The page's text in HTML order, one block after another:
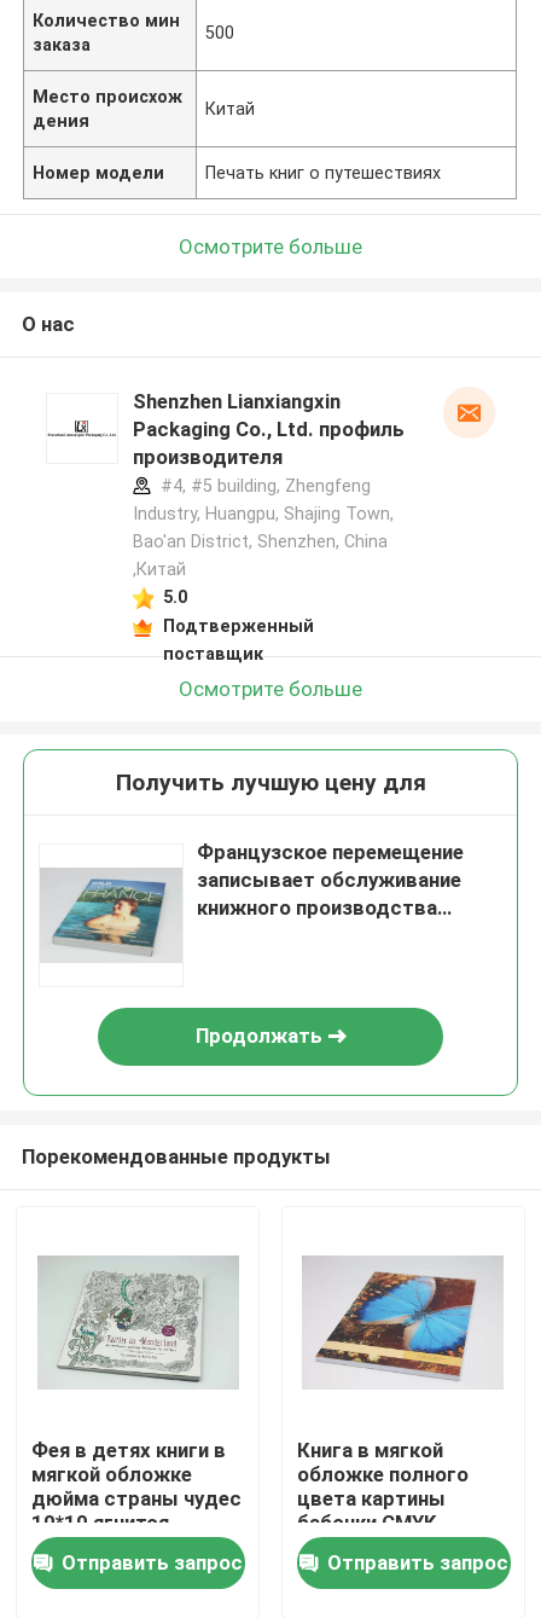
Домой
Продукты
Количество мин
заказа
500
Место происхож
дения
Китай
Номер модели Печать книг о путешествиях
Осмотрите больше
О нас
Shenzhen Lianxiangxin
Packaging Co., Ltd. профиль
производителя
#4, #5 building, Zhengfeng
Industry, Huangpu, Shajing Town,
Bao'an District, Shenzhen, China
,Китай
5.0
Подтверженный
поставщик
Осмотрите больше
Получить лучшую цену для
Французское перемещение
записывает обслуживание
книжного производства
Продолжать
Порекомендованные продукты
Фея в детях книги в
мягкой обложке
дюйма страны чудес
10*10 ягнится
обслуживание
книжного
производства
Отправить запрос
Книга в мягкой
обложке полного
цвета картины
бабочки CMYK
возместила
бумажные
обслуживания
Отправить запрос